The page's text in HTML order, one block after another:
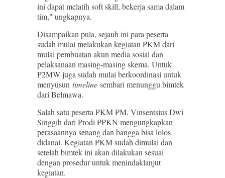
ini dapat melatih soft skill, bekerja sama dalam
tim," ungkapnya.
Disampaikan pula, sejauh ini para peserta
sudah mulai melakukan kegiatan PKM dari
mulai pembuatan akun media sosial dan
pelaksanaan masing-masing skema. Untuk
P2MW juga sudah mulai berkoordinasi untuk
menyusun timeline sembari menunggu bimtek
dari Belmawa.
Salah satu peserta PKM PM, Vinsentsius Dwi
Singgih dari Prodi PPKN mengungkapkan
perasaannya senang dan bangga bisa lolos
didanai. Kegiatan PKM sudah dimulai dan
setelah bimtek ini akan dilakukan sesuai
dengan prosedur untuk menindaklanjut
kegiatan.